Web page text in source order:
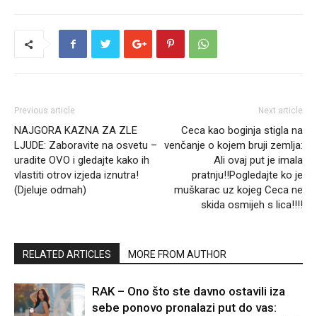
Previous article
NAJGORA KAZNA ZA ZLE
LJUDE: Zaboravite na osvetu –
uradite OVO i gledajte kako ih
vlastiti otrov izjeda iznutra!
(Djeluje odmah)
Next article
Ceca kao boginja stigla na
venčanje o kojem bruji zemlja:
Ali ovaj put je imala
pratnju!!Pogledajte ko je
muškarac uz kojeg Ceca ne
skida osmijeh s lica!!!!
RELATED ARTICLES MORE FROM AUTHOR
RAK – Ono što ste davno ostavili iza
sebe ponovo pronalazi put do vas: